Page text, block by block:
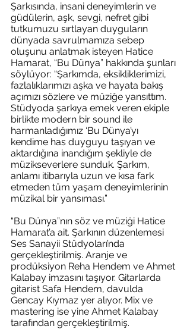
Şarkısında, insani deneyimlerin ve
güdülerin, aşk, sevgi, nefret gibi
tutkumuzu sırtlayan duyguların
dünyada savrulmamıza sebep
oluşunu anlatmak isteyen Hatice
Hamarat, “Bu Dünya” hakkında şunları
söylüyor: “Şarkımda, eksikliklerimizi,
fazlalıklarımızı aşka ve hayata bakış
açımızı sözlere ve müziğe yansıttım.
Stüdyoda şarkıya emek veren ekiple
birlikte modern bir sound ile
harmanladığımız ‘Bu Dünya’yı
kendime has duyguyu taşıyan ve
aktardığına inandığım şekliyle de
müzikseverlere sunduk. Şarkım,
anlamı itibarıyla uzun ve kısa fark
etmeden tüm yaşam deneyimlerinin
müzikal bir yansıması.”
“Bu Dünya”nın söz ve müziği Hatice
Hamarat’a ait. Şarkının düzenlemesi
Ses Sanayii Stüdyoları’nda
gerçekleştirilmiş. Aranje ve
prodüksiyon Reha Hendem ve Ahmet
Kalabay imzasını taşıyor. Gitarlarda
gitarist Safa Hendem, davulda
Gencay Kıymaz yer alıyor. Mix ve
mastering ise yine Ahmet Kalabay
tarafından gerçekleştirilmiş.